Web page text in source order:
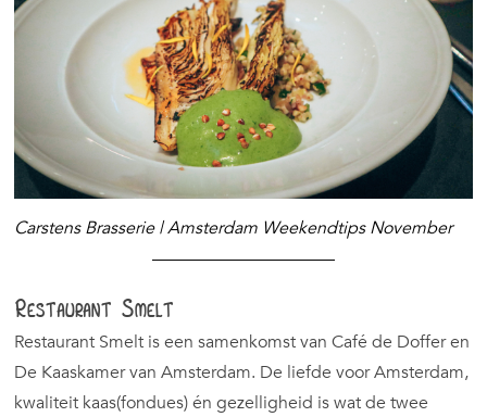
Carstens Brasserie | Amsterdam Weekendtips November
Restaurant Smelt
Restaurant Smelt is een samenkomst van Café de Doffer en
De Kaaskamer van Amsterdam. De liefde voor Amsterdam,
kwaliteit kaas(fondues) én gezelligheid is wat de twee